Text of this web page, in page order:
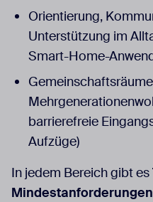
Orientierung,
Unterstützung im
Smart-Home-
barrierefreie
Aufzüge)
In jedem Bereich gibt es
Mindestanforderungen